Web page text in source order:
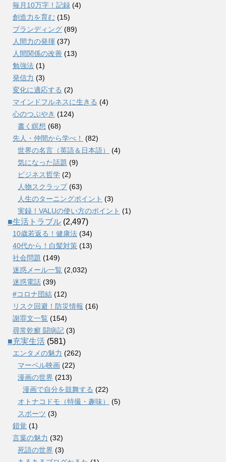
毎月10万字！記録 (4)
創造力を育む (15)
ブランディング (89)
人間力の発揮 (37)
人間関係の改善 (13)
勉強法 (1)
発信力 (3)
変化に適応する (2)
マインドフルネスに生きる (4)
心のつぶやき (124)
書く瞑想 (68)
先人・仲間から学べ！
(82)
世界の名言（英語＆日本語）
(4)
気になった話題 (9)
ビジネス哲学 (2)
人物スクラップ(63)
人生のターニングポイント (3)
実録！VALUの使い方のポイント (1)
■生活トラブル (2,497)
10歳若返る！健康法 (34)
40代から！白髪対策 (13)
社会問題 (149)
迷惑メール一覧 (2,032)
迷惑電話 (39)
#コロナ団結 (12)
リスク回避！防災情報 (16)
謝罪文一覧 (154)
尋常乾癬 闘病記 (3)
■充実生活 (581)
エンタメの魅力 (262)
マーベル映画 (22)
漫画の世界 (213)
漫画で自分を鼓舞する (22)
オトナコドモ（特撮・趣味）
(5)
スポーツ (3)
錯覚 (1)
言葉の魅力 (32)
死語の世界 (3)